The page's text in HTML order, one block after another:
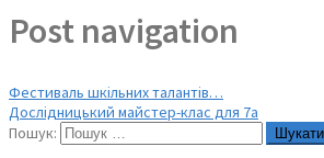
Post navigation
Фестиваль шкільних талантів…
Дослідницький майстер-клас для 7а
Пошук: